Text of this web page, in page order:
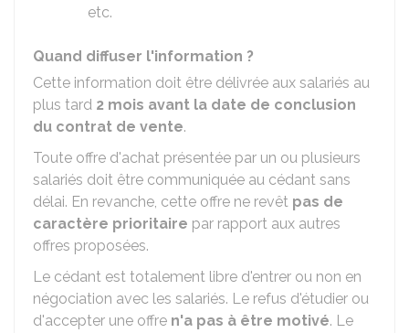
etc.
Quand diffuser l'information ?
Cette information doit être délivrée aux salariés au
plus tard 2 mois avant la date de conclusion
du contrat de vente.
Toute offre d'achat présentée par un ou plusieurs
salariés doit être communiquée au cédant sans
délai. En revanche, cette offre ne revêt pas de
caractère prioritaire par rapport aux autres
offres proposées.
Le cédant est totalement libre d'entrer ou non en
négociation avec les salariés. Le refus d'étudier ou
d'accepter une offre n'a pas à être motivé. Le